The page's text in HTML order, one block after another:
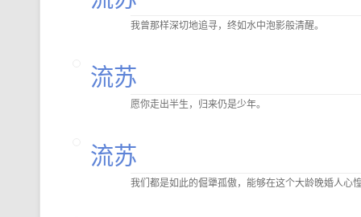
我曾那样深切地追寻，终如水中泡影般清醒。
流苏
愿你走出半生，归来仍是少年。
流苏
我们都是如此的倔犟孤傲，能够在这个大龄晚婚人心